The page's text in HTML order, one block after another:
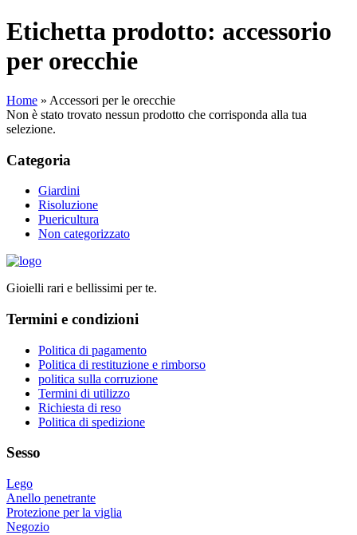
Etichetta prodotto: accessorio
per orecchie
Home » Accessori per le orecchie
Non è stato trovato nessun prodotto che corrisponda alla tua
selezione.
Categoria
Giardini
Risoluzione
Puericultura
Non categorizzato
Gioielli rari e bellissimi per te.
Termini e condizioni
Politica di pagamento
Politica di restituzione e rimborso
politica sulla corruzione
Termini di utilizzo
Richiesta di reso
Politica di spedizione
Sesso
Lego
Anello penetrante
Protezione per la viglia
Negozio